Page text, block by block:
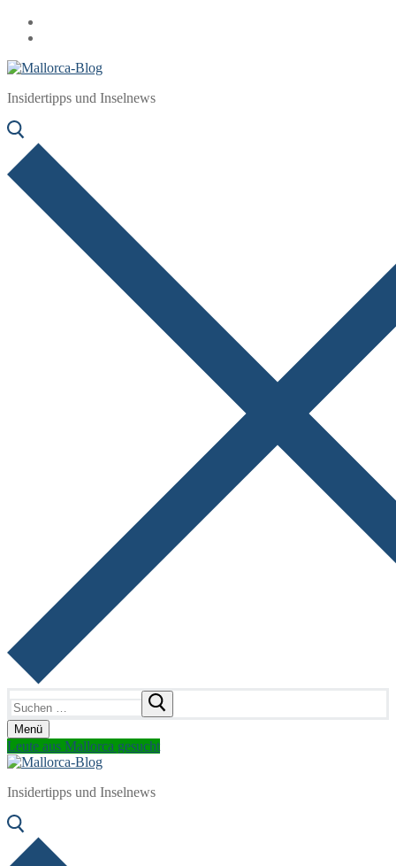
Zum
Inhalt
Menü
Schließen
Insidertipps und Inselnews
nach:
Menü
Leute aus Mallorca gesucht
Insidertipps und Inselnews